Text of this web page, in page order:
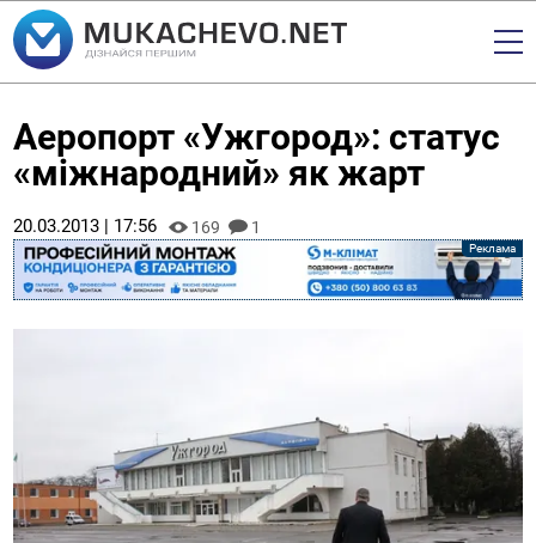
Аеропорт «Ужгород»: статус
«міжнародний» як жарт
20.03.2013 | 17:56 169 1